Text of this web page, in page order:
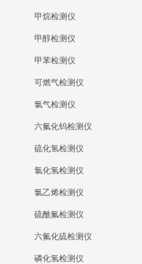
甲烷检测仪
甲醇检测仪
甲苯检测仪
可燃气检测仪
氯气检测仪
六氟化钨检测仪
硫化氢检测仪
氯化氢检测仪
氯乙烯检测仪
硫酰氟检测仪
六氟化硫检测仪
磷化氢检测仪